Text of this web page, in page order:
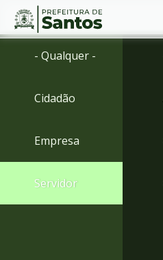
Ir
menu
para
Conteúdo
- Qualquer -
Cidadão
Empresa
Servidor